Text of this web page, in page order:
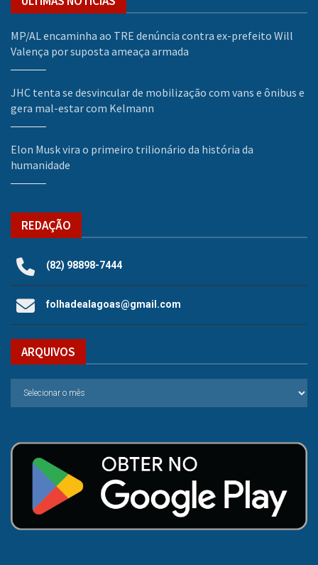
MP/AL encaminha ao TRE denúncia contra ex-prefeito Will
Valença por suposta ameaça armada
JHC tenta se desvincular de mobilização com vans e ônibus e
gera mal-estar com Kelmann
Elon Musk vira o primeiro trilionário da história da
humanidade
REDAÇÃO
(82) 98898-7444
folhadealagoas@gmail.com
ARQUIVOS